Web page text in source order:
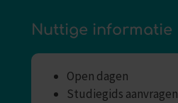
Nuttige informatie
Open dagen
Studiegids aanvragen